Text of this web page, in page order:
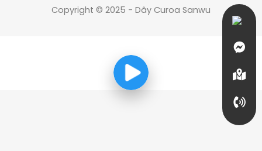
Copyright © 2025 - Dây Curoa Sanwu